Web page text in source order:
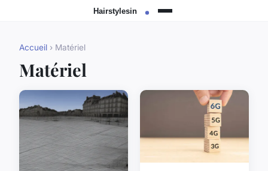
Accueil › Matériel
Matériel